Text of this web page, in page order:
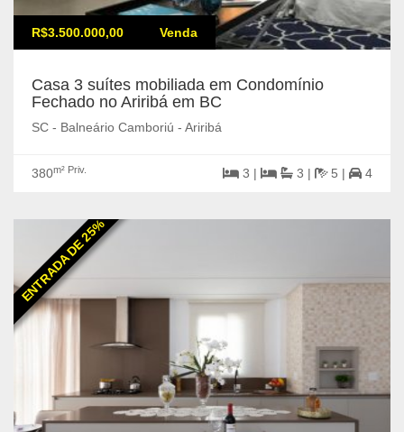
R$3.500.000,00 Venda
Casa 3 suítes mobiliada em Condomínio
Fechado no Ariribá em BC
SC - Balneário Camboriú - Ariribá
380m² Priv. 3 | 3 | 5 | 4
ENTRADA DE 25%